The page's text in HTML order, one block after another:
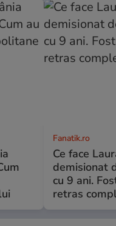
Fanatik.ro
Ce face
demisionat
cu 9 ani.
retras